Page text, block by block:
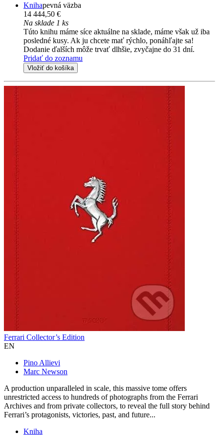
Knihapevná väzba
14 444,50 €
Na sklade 1 ks
Túto knihu máme síce aktuálne na sklade, máme však už iba
posledné kusy. Ak ju chcete mať rýchlo, ponáhľajte sa!
Dodanie ďalších môže trvať dlhšie, zvyčajne do 31 dní.
Pridať do zoznamu
Vložiť do košíka
Ferrari Collector’s Edition
EN
Pino Allievi
Marc Newson
A production unparalleled in scale, this massive tome offers
unrestricted access to hundreds of photographs from the Ferrari
Archives and from private collectors, to reveal the full story behind
Ferrari’s protagonists, victories, past, and future...
Kniha